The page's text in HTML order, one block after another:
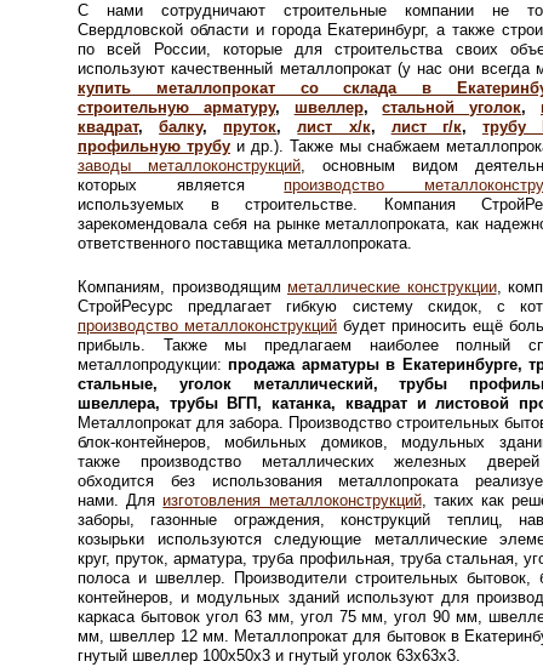
С нами сотрудничают строительные компании не
Свердловской области и города Екатеринбург, а также
по всей России, которые для строительства своих
используют качественный металлопрокат (у нас они всегда
купить металлопрокат со склада в
строительную арматуру, швеллер,стальной уголок,
квадрат,балку,пруток,лист х/к, лист г/к, трубу
профильную трубу и др.). Также мы снабжаем
заводы металлоконструкций, основным видом
которых являетсяпроизводство
используемых в строительстве. Компания
зарекомендовала себя на рынке металлопроката, как
ответственного поставщика металлопроката.
Компаниям, производящим металлические конструкции,
СтройРесурс предлагает гибкую систему скидок, с
производство металлоконструкций будет приносить ещё
прибыль. Также мы предлагаем наиболее полный
металлопродукции:продажа арматуры в Екатеринбурге,
стальные, уголок металлический, трубы
швеллера, трубы ВГП, катанка, квадрат и листовой
Металлопрокат для забора. Производство строительных
блок-контейнеров, мобильных домиков, модульных
также производство металлических железных
обходится без использования металлопроката
нами.Дляизготовления металлоконструкций, таких как
заборы, газонные ограждения, конструкций теплиц,
козырьки используются следующие металлические
круг, пруток, арматура, труба профильная, труба стальная,
полоса и швеллер. Производители строительных бытовок,
контейнеров, и модульных зданий используют для
каркаса бытовок угол 63 мм, угол 75 мм, угол 90 мм,
мм, швеллер 12 мм. Металлопрокат для бытовок в
гнутый швеллер 100х50х3 и гнутый уголок 63х63х3.